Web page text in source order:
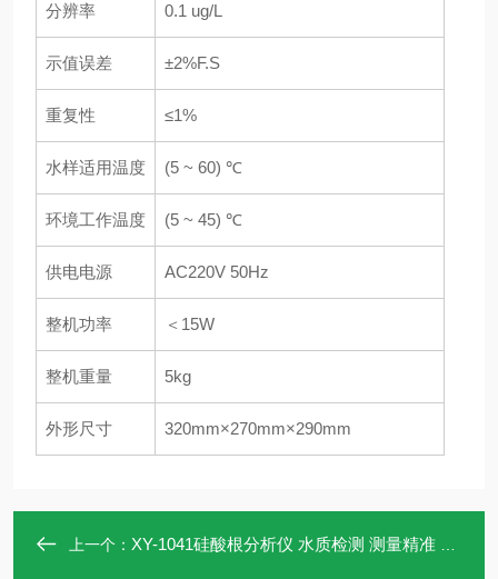
分辨率 0.1 ug/L
示值误差 ±2%F.S
重复性 ≤1%
水样适用温度 (5 ~ 60) ℃
环境工作温度 (5 ~ 45) ℃
供电电源 AC220V 50Hz
整机功率 ＜15W
整机重量 5kg
外形尺寸 320mm×270mm×290mm
上一个： XY-1041硅酸根分析仪 水质检测 测量精准 数据存储